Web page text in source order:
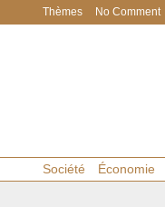
Thèmes No Comment
Société Économie